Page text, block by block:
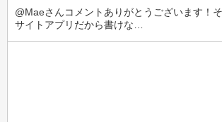
@Maeさんコメントありがとうございます！
サイトアプリだから書けな…